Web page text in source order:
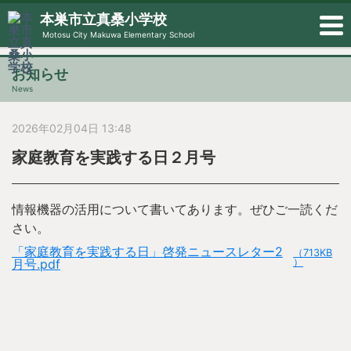
本巣市立真桑小学校
Motosu City Makuwa Elementary School
お知らせ
News
2026年02月04日 13:48
家庭教育を実践する日２月号
情報機器の活用について書いてあります。ぜひご一読くだ
さい。
「家庭教育を実践する日」啓発ニュースレター2
月号.pdf
（713KB
）